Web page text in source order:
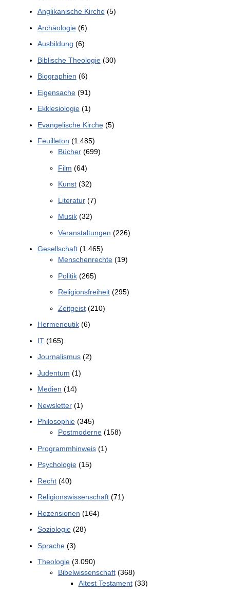
Anglikanische Kirche(5)
Archäologie(6)
Ausbildung (6)
Biblische Theologie(30)
Biographien (6)
Eigensache(91)
Ekklesiologie(1)
Evangelische Kirche(5)
Feuilleton (1.485)
Bücher(699)
Film (64)
Kunst(32)
Literatur(7)
Musik(32)
Veranstaltungen (226)
Gesellschaft(1.465)
Menschenrechte(19)
Politik(265)
Religionsfreiheit(295)
Zeitgeist(210)
Hermeneutik(6)
IT(165)
Journalismus(2)
Judentum (1)
Medien (14)
Newsletter(1)
Philosophie(345)
Postmoderne(158)
Programmhinweis(1)
Psychologie(15)
Recht(40)
Religionswissenschaft(71)
Rezensionen (164)
Soziologie(28)
Sprache(3)
Theologie(3.090)
Bibelwissenschaft(368)
Altest Testament(33)